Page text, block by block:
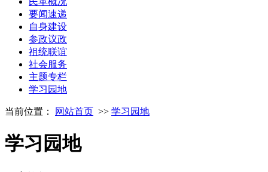
要闻速递
自身建设
参政议政
祖统联谊
社会服务
主题专栏
学习园地
当前位置： 网站首页 >> 学习园地
学习园地